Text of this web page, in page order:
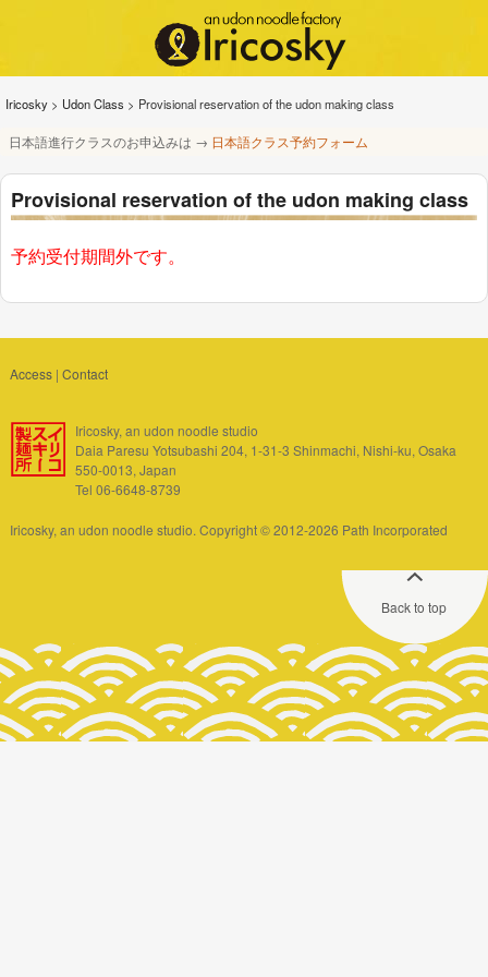
Iricosky > Udon Class > Provisional reservation of the udon making class
日本語進行クラスのお申込みは → 日本語クラス予約フォーム
Provisional reservation of the udon making class
予約受付期間外です。
Access| Contact
Iricosky, an udon noodle studio
Daia Paresu Yotsubashi 204, 1-31-3 Shinmachi, Nishi-ku, Osaka
550-0013, Japan
Tel 06-6648-8739
Iricosky, an udon noodle studio. Copyright © 2012-2026 Path Incorporated
Back to top